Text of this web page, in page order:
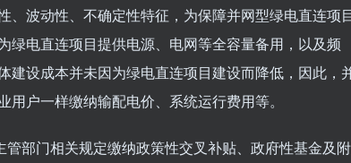
、波动性、不确定性特征，为保障并网型绿电直连项
电直连项目提供电源、电网等全容量备用，以及频
设成本并未因为绿电直连项目建设而降低，因此，
户一样缴纳输配电价、系统运行费用等。
部门相关规定缴纳政策性交叉补贴、政府性基金及附